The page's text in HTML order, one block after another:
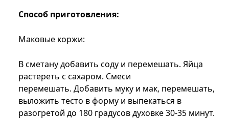
Способ приготовления:
Маковые коржи:
В сметану добавить соду и перемешать. Яйца
растереть с сахаром. Смеси
перемешать. Добавить муку и мак, перемешать,
выложить тесто в форму и выпекаться в
разогретой до 180 градусов духовке 30-35 минут.